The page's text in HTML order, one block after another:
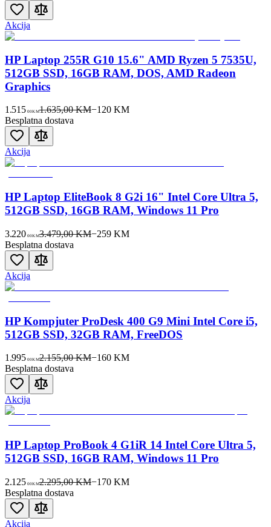
Akcija
HP Laptop 255R G10 15.6" AMD Ryzen 5 7535U,
512GB SSD, 16GB RAM, DOS, AMD Radeon
Graphics
1.515 00KM1.635,00 KM−120KM
Besplatna dostava
Akcija
HP Laptop EliteBook 8 G2i 16" Intel Core Ultra 5,
512GB SSD, 16GB RAM, Windows 11 Pro
3.220 00KM3.479,00 KM−259KM
Besplatna dostava
Akcija
HP Kompjuter ProDesk 400 G9 Mini Intel Core i5,
512GB SSD, 32GB RAM, FreeDOS
1.995 00KM2.155,00 KM−160KM
Besplatna dostava
Akcija
HP Laptop ProBook 4 G1iR 14 Intel Core Ultra 5,
512GB SSD, 16GB RAM, Windows 11 Pro
2.125 00KM2.295,00 KM−170KM
Besplatna dostava
Akcija